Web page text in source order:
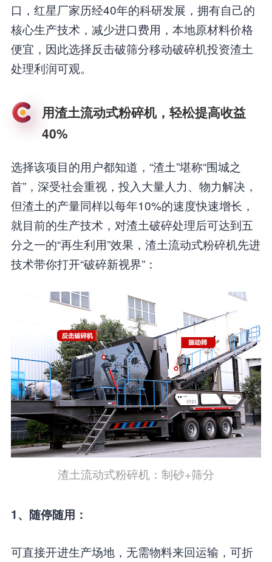
口，红星厂家历经40年的科研发展，拥有自己的
核心生产技术，减少进口费用，本地原材料价格
便宜，因此选择反击破筛分移动破碎机投资渣土
处理利润可观。
用渣土流动式粉碎机，轻松提高收益
40%
选择该项目的用户都知道，“渣土”堪称“围城之
首”，深受社会重视，投入大量人力、物力解决，
但渣土的产量同样以每年10%的速度快速增长，
就目前的生产技术，对渣土破碎处理后可达到五
分之一的“再生利用”效果，渣土流动式粉碎机先进
技术带你打开“破碎新视界”：
渣土流动式粉碎机：制砂+筛分
1、随停随用：
可直接开进生产场地，无需物料来回运输，可折